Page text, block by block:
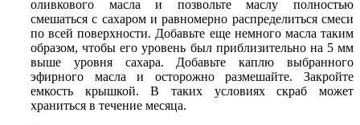
оливкового масла и позвольте маслу полностью
смешаться с сахаром и равномерно распределиться смеси
по всей поверхности. Добавьте еще немного масла таким
образом, чтобы его уровень был приблизительно на 5 мм
выше уровня сахара. Добавьте каплю выбранного
эфирного масла и осторожно размешайте. Закройте
емкость крышкой. В таких условиях скраб может
храниться в течение месяца.